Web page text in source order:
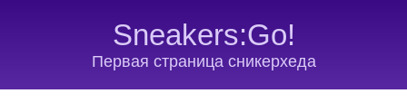
Sneakers:Go!
Первая страница сникерхеда